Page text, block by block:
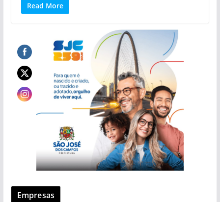
Read More
Empresas